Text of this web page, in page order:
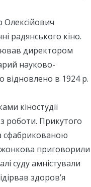
радянського кіно.
директором
науково-
відновлено в 1924 р.
кіностудії
роботи. Прикутого
сфабрикованою
приговорили
суду амністували
здоров’я